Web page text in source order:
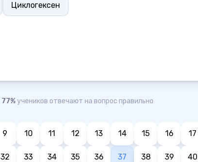
Циклогексен
77%учеников отвечают на вопрос правильно
9 10 11 12 13 14 15 16 17
32 33 34 35 36 37 38 39 40